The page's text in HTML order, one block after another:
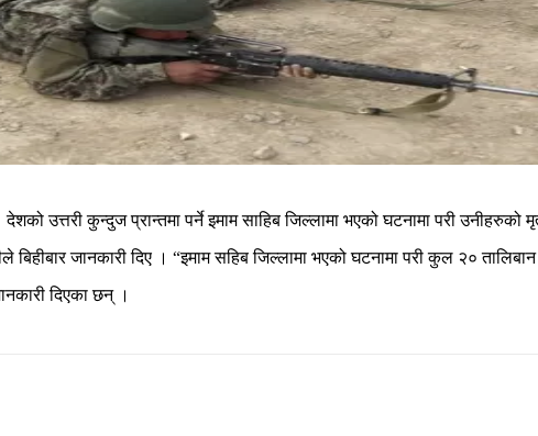
उत्तरी कुन्दुज प्रान्तमा पर्ने इमाम साहिब जिल्लामा भएको घटनामा परी
बिहीबार जानकारी दिए । “इमाम सहिब जिल्लामा भएको घटनामा परी कुल २०
दिएका छन् ।